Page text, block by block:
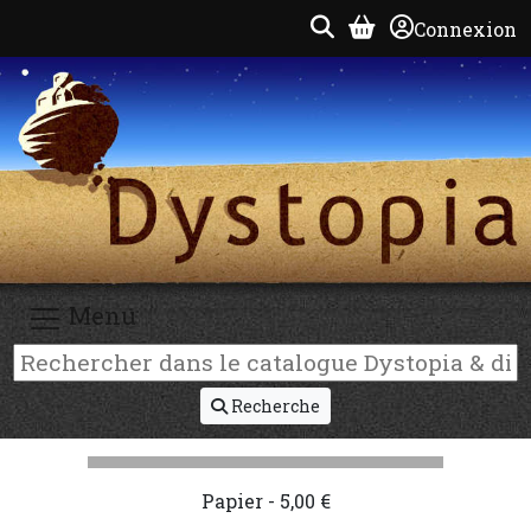
Connexion
Menu
Recherche
Papier - 5,00 €